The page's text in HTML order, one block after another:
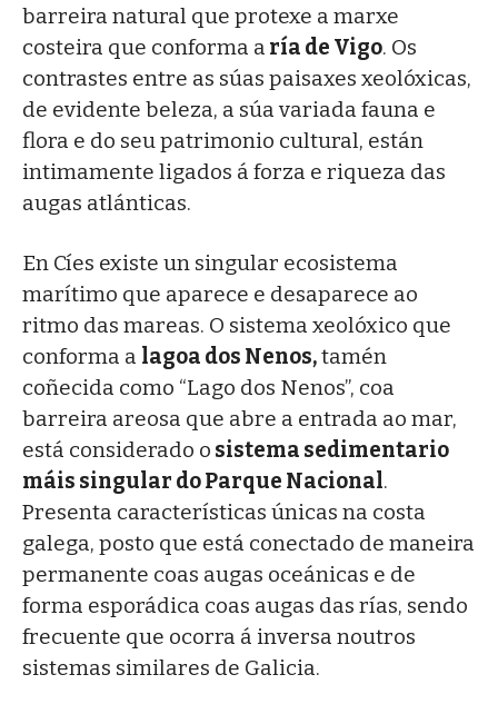
barreira natural que protexe a marxe
costeira que conforma a ría de Vigo. Os
contrastes entre as súas paisaxes xeolóxicas,
de evidente beleza, a súa variada fauna e
flora e do seu patrimonio cultural, están
intimamente ligados á forza e riqueza das
augas atlánticas.
En Cíes existe un singular ecosistema
marítimo que aparece e desaparece ao
ritmo das mareas. O sistema xeolóxico que
conforma a lagoa dos Nenos,tamén
coñecida como “Lago dos Nenos”, coa
barreira areosa que abre a entrada ao mar,
está considerado o sistema sedimentario
máis singular do Parque Nacional.
Presenta características únicas na costa
galega, posto que está conectado de maneira
permanente coas augas oceánicas e de
forma esporádica coas augas das rías, sendo
frecuente que ocorra á inversa noutros
sistemas similares de Galicia.